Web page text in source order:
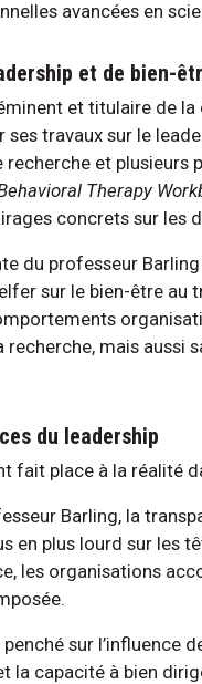
avancées en
et de bien-
et titulaire de la
ses travaux sur le
et plusieurs
Therapy
concrets sur les
du professeur
sur le bien-être
recherche, mais aussi
du leadership
fait place à la réalité
Barling, la
en plus lourd sur les
les organisations
sur l’influence
la capacité à bien